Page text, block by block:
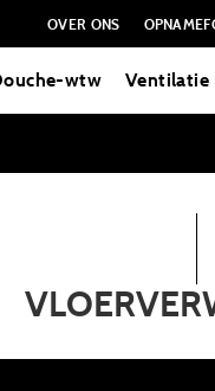
OVER ONS
wtw Ventilatie